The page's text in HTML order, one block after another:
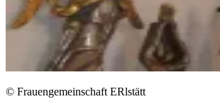
© Frauengemeinschaft ERlstätt